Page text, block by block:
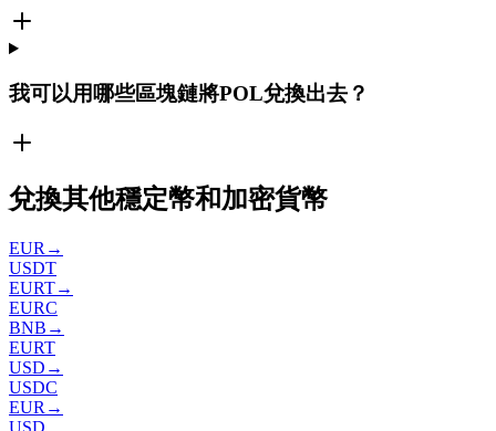
我可以用哪些區塊鏈將POL兌換出去？
兌換其他穩定幣和加密貨幣
EUR →
USDT
EURT→
EURC
BNB →
EURT
USD →
USDC
EUR →